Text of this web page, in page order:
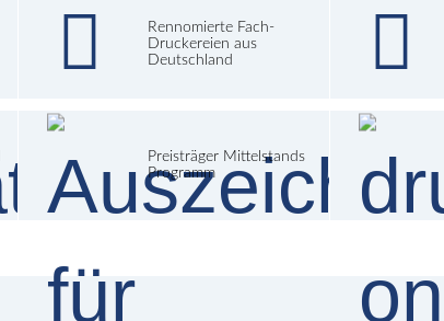
Rennomierte Fach-
Druckereien aus
Deutschland
Preisträger Mittelstands
Programm